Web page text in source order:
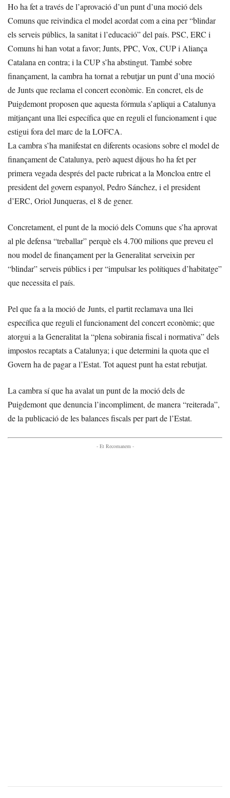
Ho ha fet a través de l’aprovació d’un punt d’una moció dels
Comuns que reivindica el model acordat com a eina per “blindar
els serveis públics, la sanitat i l’educació” del país. PSC, ERC i
Comuns hi han votat a favor; Junts, PPC, Vox, CUP i Aliança
Catalana en contra; i la CUP s’ha abstingut. També sobre
finançament, la cambra ha tornat a rebutjar un punt d’una moció
de Junts que reclama el concert econòmic. En concret, els de
Puigdemont proposen que aquesta fórmula s’apliqui a Catalunya
mitjançant una llei específica que en reguli el funcionament i que
estigui fora del marc de la LOFCA.
La cambra s’ha manifestat en diferents ocasions sobre el model de
finançament de Catalunya, però aquest dijous ho ha fet per
primera vegada després del pacte rubricat a la Moncloa entre el
president del govern espanyol, Pedro Sánchez, i el president
d’ERC, Oriol Junqueras, el 8 de gener.
Concretament, el punt de la moció dels Comuns que s’ha aprovat
al ple defensa “treballar” perquè els 4.700 milions que preveu el
nou model de finançament per la Generalitat serveixin per
“blindar” serveis públics i per “impulsar les polítiques d’habitatge”
que necessita el país.
Pel que fa a la moció de Junts, el partit reclamava una llei
específica que reguli el funcionament del concert econòmic; que
atorgui a la Generalitat la “plena sobirania fiscal i normativa” dels
impostos recaptats a Catalunya; i que determini la quota que el
Govern ha de pagar a l’Estat. Tot aquest punt ha estat rebutjat.
La cambra sí que ha avalat un punt de la moció dels de
Puigdemont que denuncia l’incompliment, de manera “reiterada”,
de la publicació de les balances fiscals per part de l’Estat.
- Et Recomanem -